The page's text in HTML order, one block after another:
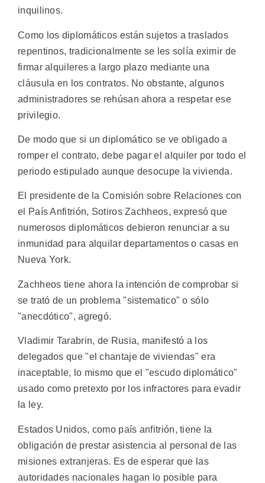
inquilinos.
Como los diplomáticos están sujetos a traslados
repentinos, tradicionalmente se les solía eximir de
firmar alquileres a largo plazo mediante una
cláusula en los contratos. No obstante, algunos
administradores se rehúsan ahora a respetar ese
privilegio.
De modo que si un diplomático se ve obligado a
romper el contrato, debe pagar el alquiler por todo el
periodo estipulado aunque desocupe la vivienda.
El presidente de la Comisión sobre Relaciones con
el País Anfitrión, Sotiros Zachheos, expresó que
numerosos diplomáticos debieron renunciar a su
inmunidad para alquilar departamentos o casas en
Nueva York.
Zachheos tiene ahora la intención de comprobar si
se trató de un problema "sistematico" o sólo
"anecdótico", agregó.
Vladimir Tarabrin, de Rusia, manifestó a los
delegados que "el chantaje de viviendas" era
inaceptable, lo mismo que el "escudo diplomático"
usado como pretexto por los infractores para evadir
la ley.
Estados Unidos, como país anfitrión, tiene la
obligación de prestar asistencia al personal de las
misiones extranjeras. Es de esperar que las
autoridades nacionales hagan lo posible para